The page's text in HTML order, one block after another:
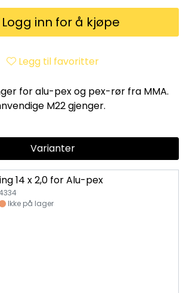
Logg inn for å kjøpe
Legg til favoritter
for alu-pex og pex-rør fra MMA.
M22 gjenger.
Varianter
14 x 2,0 for Alu-pex
Ikke på lager